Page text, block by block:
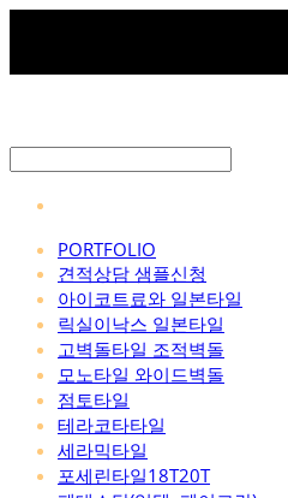
PORTFOLIO
견적상담 샘플신청
아이코트료와 일본타일
릭실이낙스 일본타일
고벽돌타일 조적벽돌
모노타일 와이드벽돌
점토타일
테라코타타일
세라믹타일
포세린타일18T20T